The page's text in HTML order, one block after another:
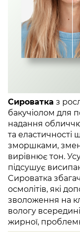
Сироватка з
бакучіолом для
надання
та еластичності
зморшками,
вирівнює тон.
підсушує
Cироватка
осмолітів, які
зволоження на
вологу
жирної,